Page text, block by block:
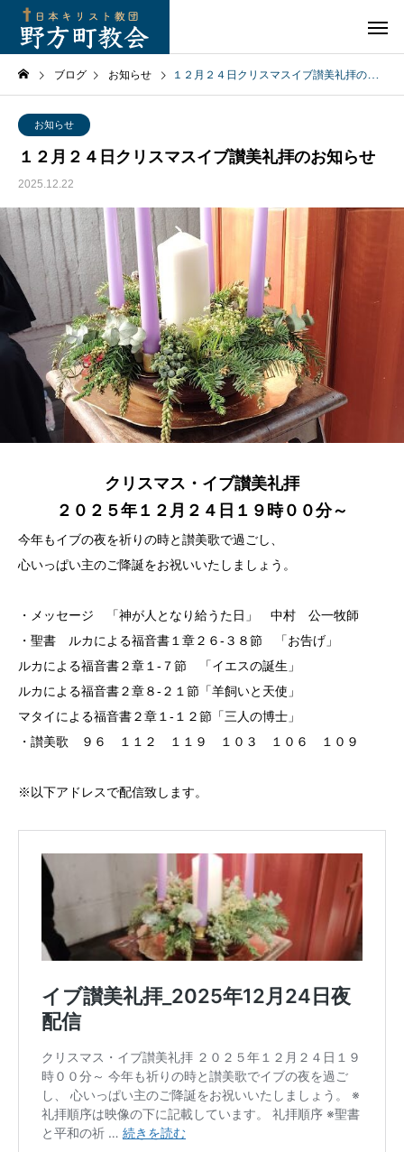
ブログ お知らせ １２月２４日クリスマスイブ讃美礼拝のお知らせ
お知らせ
１２月２４日クリスマスイブ讃美礼拝のお知らせ
2025.12.22
クリスマス・イブ讃美礼拝
２０２５年１２月２４日１９時００分～
今年もイブの夜を祈りの時と讃美歌で過ごし、
心いっぱい主のご降誕をお祝いいたしましょう。
・メッセージ 「神が人となり給うた日」 中村 公一牧師
・聖書 ルカによる福音書１章２６-３８節 「お告げ」
ルカによる福音書２章１-７節 「イエスの誕生」
ルカによる福音書２章８-２１節「羊飼いと天使」
マタイによる福音書２章１-１２節「三人の博士」
・讃美歌 ９６ １１２ １１９ １０３ １０６ １０９
※以下アドレスで配信致します。